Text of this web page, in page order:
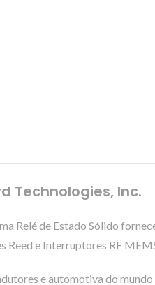
Technologies, Inc.
Relé de Estado Sólido
Reed e Interruptores RF
e automotiva do